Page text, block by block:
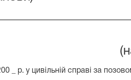
_ р. у цивільній справі за